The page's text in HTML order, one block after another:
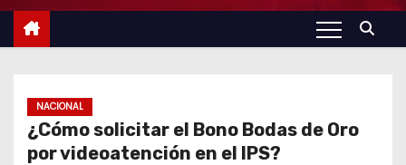
NACIONAL
¿Cómo solicitar el Bono Bodas de Oro
por videoatención en el IPS?